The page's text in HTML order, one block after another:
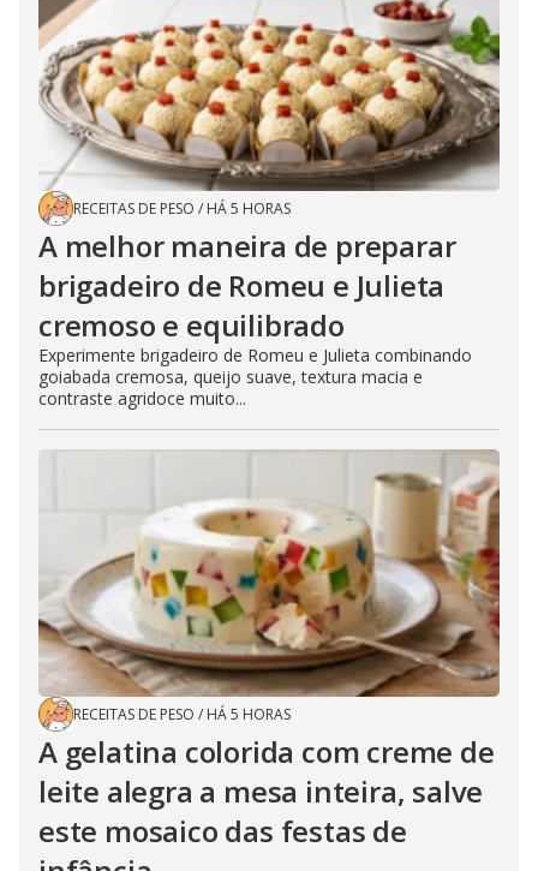
RECEITAS DE PESO / HÁ 5 HORAS
A melhor maneira de preparar
brigadeiro de Romeu e Julieta
cremoso e equilibrado
Experimente brigadeiro de Romeu e Julieta combinando
goiabada cremosa, queijo suave, textura macia e
contraste agridoce muito...
RECEITAS DE PESO / HÁ 5 HORAS
A gelatina colorida com creme de
leite alegra a mesa inteira, salve
este mosaico das festas de